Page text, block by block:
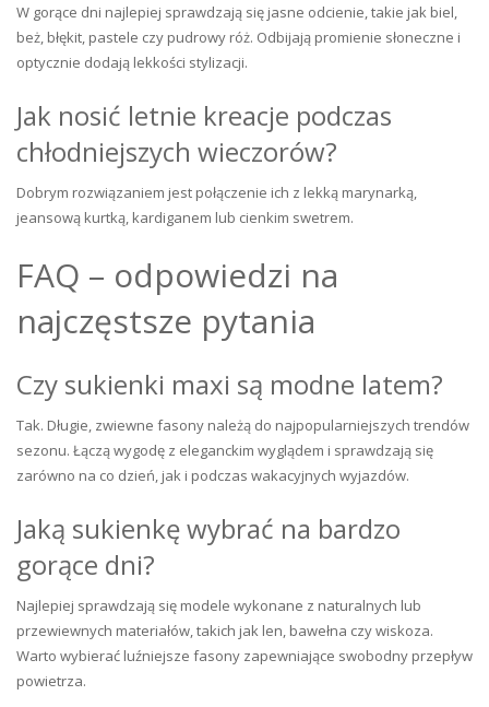
W gorące dni najlepiej sprawdzają się jasne odcienie, takie jak biel,
beż, błękit, pastele czy pudrowy róż. Odbijają promienie słoneczne i
optycznie dodają lekkości stylizacji.
Jak nosić letnie kreacje podczas
chłodniejszych wieczorów?
Dobrym rozwiązaniem jest połączenie ich z lekką marynarką,
jeansową kurtką, kardiganem lub cienkim swetrem.
FAQ – odpowiedzi na
najczęstsze pytania
Czy sukienki maxi są modne latem?
Tak. Długie, zwiewne fasony należą do najpopularniejszych trendów
sezonu. Łączą wygodę z eleganckim wyglądem i sprawdzają się
zarówno na co dzień, jak i podczas wakacyjnych wyjazdów.
Jaką sukienkę wybrać na bardzo
gorące dni?
Najlepiej sprawdzają się modele wykonane z naturalnych lub
przewiewnych materiałów, takich jak len, bawełna czy wiskoza.
Warto wybierać luźniejsze fasony zapewniające swobodny przepływ
powietrza.